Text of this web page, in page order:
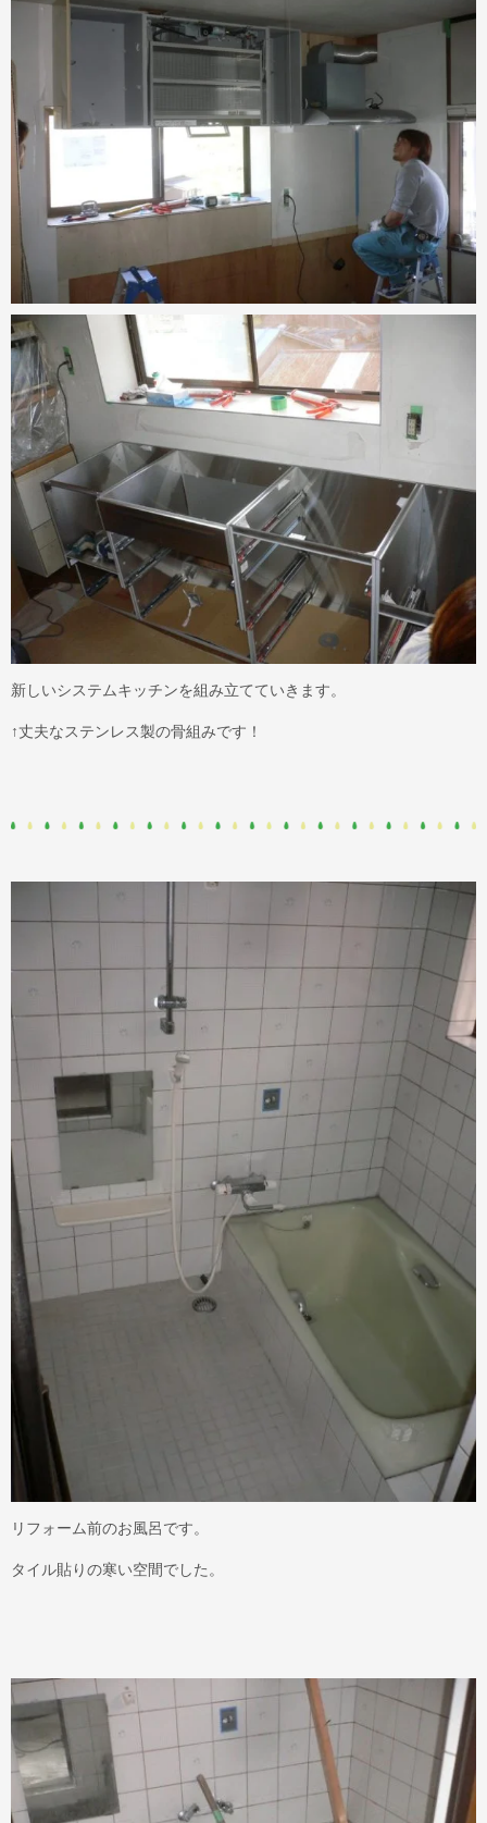
新しいシステムキッチンを組み立てていきます。
↑丈夫なステンレス製の骨組みです！
リフォーム前のお風呂です。
タイル貼りの寒い空間でした。